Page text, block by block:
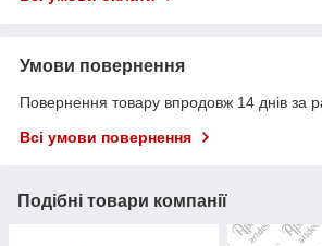
Умови повернення
Повернення товару впродовж 14 днів за
Всі умови повернення
Подібні товари компанії